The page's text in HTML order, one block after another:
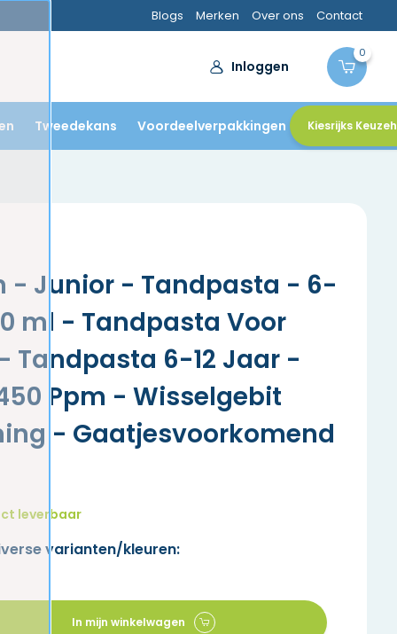
Blogs Merken Over ons Contact
Inloggen
0
Tweedekans Voordeelverpakkingen Kiesrijks
- Junior - Tandpasta - 6-
ml - Tandpasta Voor
Tandpasta 6-12 Jaar -
Ppm - Wisselgebit
- Gaatjesvoorkomend
leverbaar
varianten/kleuren:
In mijn winkelwagen